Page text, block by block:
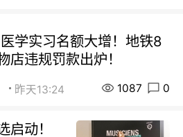
学实习名额大增！地铁8
店违规罚款出炉！
昨天13:24 1087 0
启动！